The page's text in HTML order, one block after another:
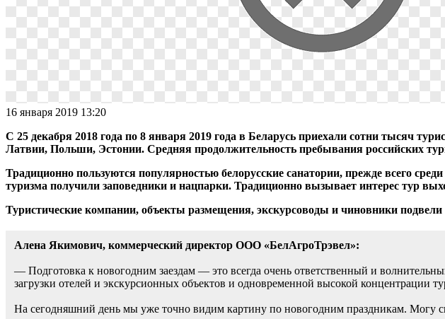
16 января 2019 13:20
С 25 декабря 2018 года по 8 января 2019 года в Беларусь приехали сотни тысяч
Латвии, Польши, Эстонии. Средняя продолжительность пребывания российских
Традиционно пользуются популярностью белорусские санатории, прежде всего
туризма получили заповедники и нацпарки. Традиционно вызывает интерес тур
Туристические компании, объекты размещения, экскурсоводы и чиновники подвели
Алена Якимович, коммерческий директор ООО «БелАгроТрэвел»:
— Подготовка к новогодним заездам — это всегда очень ответственный и
загрузки отелей и экскурсионных объектов и одновременной высокой концентрации
На сегодняшний день мы уже точно видим картину по новогодним праздникам. Могу